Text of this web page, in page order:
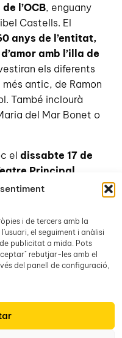
i de tercers amb la
el seguiment i anàlisi
publicitat a mida. Pots
rebutjar-les amb el
del panell de configuració,
l’OCB, enguany
Castells. El
anys de l’entitat,
amb l’illa de
els diferents
més antic, de Ramon
També inclourà
del Mar Bonet o
el dissabte 17 de
Principal
d’IB3 i del
d’Inca.
segueixen a la
el dia de la gala.